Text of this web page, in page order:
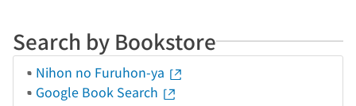
Search by Bookstore
Nihon no Furuhon-ya
Google Book Search